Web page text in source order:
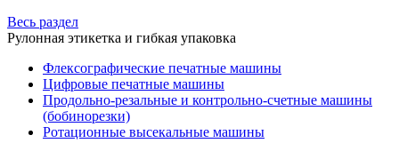
Весь раздел
Рулонная этикетка и гибкая упаковка
Флексографические печатные машины
Цифровые печатные машины
Продольно-резальные и контрольно-счетные машины
(бобинорезки)
Ротационные высекальные машины